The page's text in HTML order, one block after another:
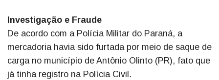
Investigação e Fraude
De acordo com a Polícia Militar do Paraná, a
mercadoria havia sido furtada por meio de saque de
carga no município de Antônio Olinto (PR), fato que
já tinha registro na Polícia Civil.